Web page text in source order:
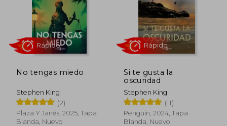
No tengas miedo
Stephen King
(2)
Plaza Y Janés, 2025, Tapa
Blanda, Nuevo
Si te gusta la
oscuridad
Stephen King
(11)
Penguin, 2024, Tapa
Blanda, Nuevo